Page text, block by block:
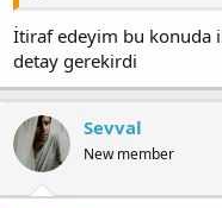
İtiraf edeyim bu konuda
detay gerekirdi
Sevval
New member